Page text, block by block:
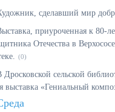
сделавший мир
приуроченная к 80-
Отечества в
(0)
Дросковской сельской
выставка «Гениальный